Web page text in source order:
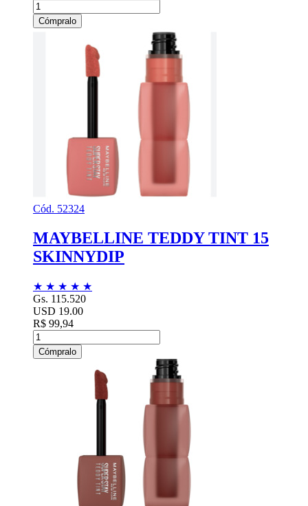
Cómpralo
Cód. 52324
MAYBELLINE TEDDY TINT 15
SKINNYDIP
★ ★ ★ ★ ★
Gs. 115.520
USD 19.00
R$ 99,94
Cómpralo